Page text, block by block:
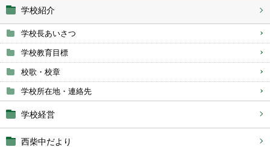
学校紹介
学校長あいさつ
学校教育目標
校歌・校章
学校所在地・連絡先
学校経営
西柴中だより